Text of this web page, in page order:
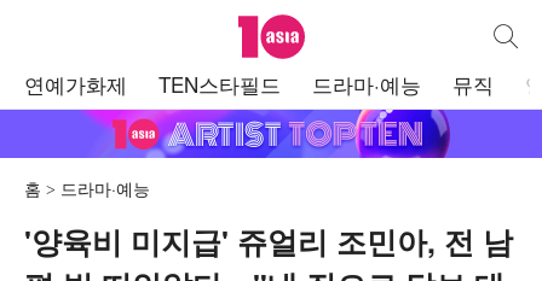
텐아시아 통합
연예가화제 TEN스타필드 드라마·예능 뮤직
홈 드라마·예능
'양육비 미지급' 쥬얼리 조민아, 전 남